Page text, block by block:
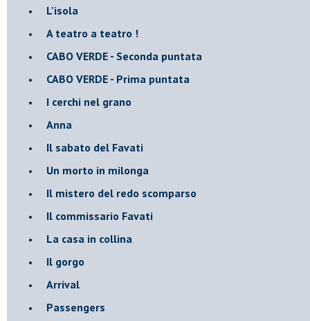
L'isola
A teatro a teatro !
CABO VERDE - Seconda puntata
CABO VERDE - Prima puntata
I cerchi nel grano
Anna
Il sabato del Favati
Un morto in milonga
Il mistero del redo scomparso
Il commissario Favati
La casa in collina
Il gorgo
Arrival
Passengers